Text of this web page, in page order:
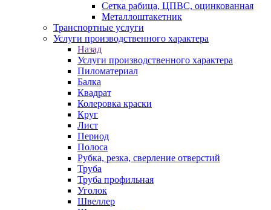
Сетка рабица, ЦПВС, оцинкованная
Металлоштакетник
Транспортные услуги
Услуги производственного характера
Назад
Услуги производственного характера
Пиломатериал
Балка
Квадрат
Колеровка краски
Круг
Лист
Период
Полоса
Рубка, резка, сверление отверстий
Труба
Труба профильная
Уголок
Швеллер